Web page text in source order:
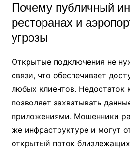
Почему публичный
ресторанах и
угрозы
Открытые подключения не
связи, что обеспечивает
любых клиентов. Недостаток
позволяет захватывать
приложениями. Мошенники
же инфраструктуре и могут
открытый поток